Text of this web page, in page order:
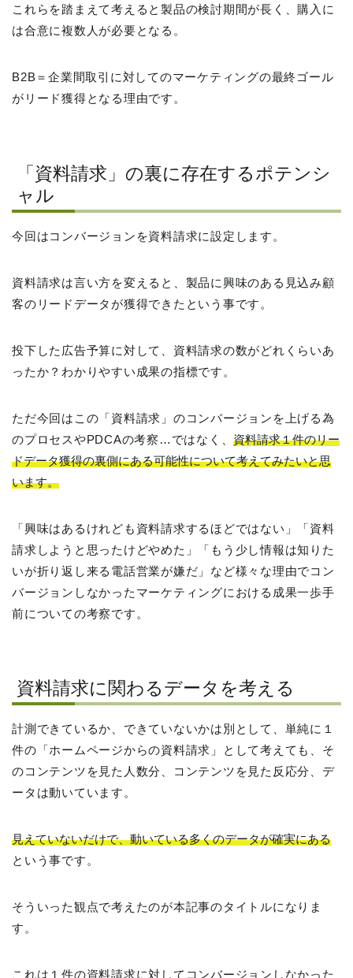
これらを踏まえて考えると製品の検討期間が長く、購入に
は合意に複数人が必要となる。
B2B＝企業間取引に対してのマーケティングの最終ゴール
がリード獲得となる理由です。
「資料請求」の裏に存在するポテンシ
ャル
今回はコンバージョンを資料請求に設定します。
資料請求は言い方を変えると、製品に興味のある見込み顧
客のリードデータが獲得できたという事です。
投下した広告予算に対して、資料請求の数がどれくらいあ
ったか？わかりやすい成果の指標です。
ただ今回はこの「資料請求」のコンバージョンを上げる為
のプロセスやPDCAの考察…ではなく、資料請求１件のリー
ドデータ獲得の裏側にある可能性について考えてみたいと思
います。
「興味はあるけれども資料請求するほどではない」「資料
請求しようと思ったけどやめた」「もう少し情報は知りた
いが折り返し来る電話営業が嫌だ」など様々な理由でコン
バージョンしなかったマーケティングにおける成果一歩手
前についての考察です。
資料請求に関わるデータを考える
計測できているか、できていないかは別として、単純に１
件の「ホームページからの資料請求」として考えても、そ
のコンテンツを見た人数分、コンテンツを見た反応分、デ
ータは動いています。
見えていないだけで、動いている多くのデータが確実にある
という事です。
そういった観点で考えたのが本記事のタイトルになりま
す。
これは１件の資料請求に対してコンバージョンしなかった